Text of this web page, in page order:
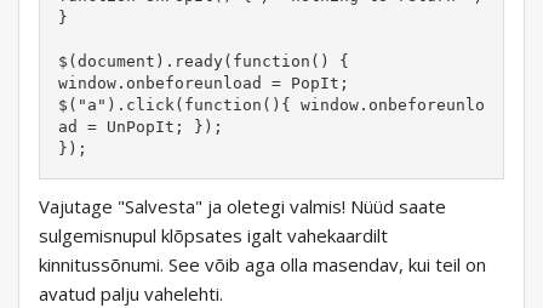
}
$(document).ready(function() {
window.onbeforeunload = PopIt;
$("a").click(function(){ window.onbeforeunlo
ad = UnPopIt; });
});
Vajutage "Salvesta" ja oletegi valmis! Nüüd saate
sulgemisnupul klõpsates igalt vahekaardilt
kinnitussõnumi. See võib aga olla masendav, kui teil on
avatud palju vahelehti.